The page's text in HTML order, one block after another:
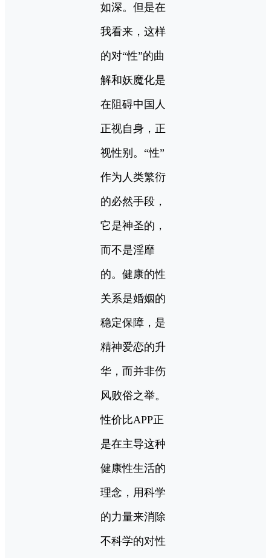
如深。但是在
我看来，这样
的对“性”的曲
解和妖魔化是
在阻碍中国人
正视自身，正
视性别。“性”
作为人类繁衍
的必然手段，
它是神圣的，
而不是淫靡
的。健康的性
关系是婚姻的
稳定保障，是
精神爱恋的升
华，而并非伤
风败俗之举。
性价比APP正
是在主导这种
健康性生活的
理念，用科学
的力量来消除
不科学的对性